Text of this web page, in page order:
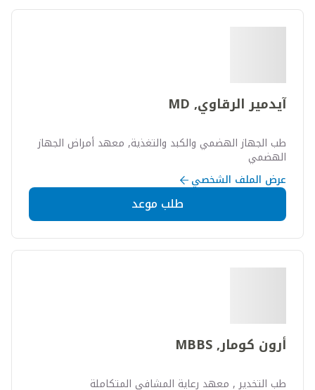
آيدمير الرقاوي, MD
طب الجهاز الهضمي والكبد والتغذية, معهد أمراض الجهاز
الهضمي
عرض الملف الشخصي
طلب موعد
أرون كومار, MBBS
طب التخدير , معهد رعاية المشافي المتكاملة